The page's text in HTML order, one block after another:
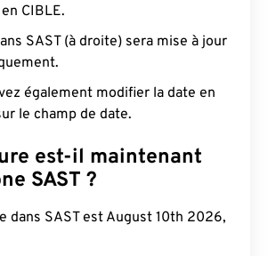
CIBLE.
SAST (à droite) sera mise à jour
également modifier la date en
le champ de date.
est-il maintenant
SAST ?
dans SAST est August 10th 2026,